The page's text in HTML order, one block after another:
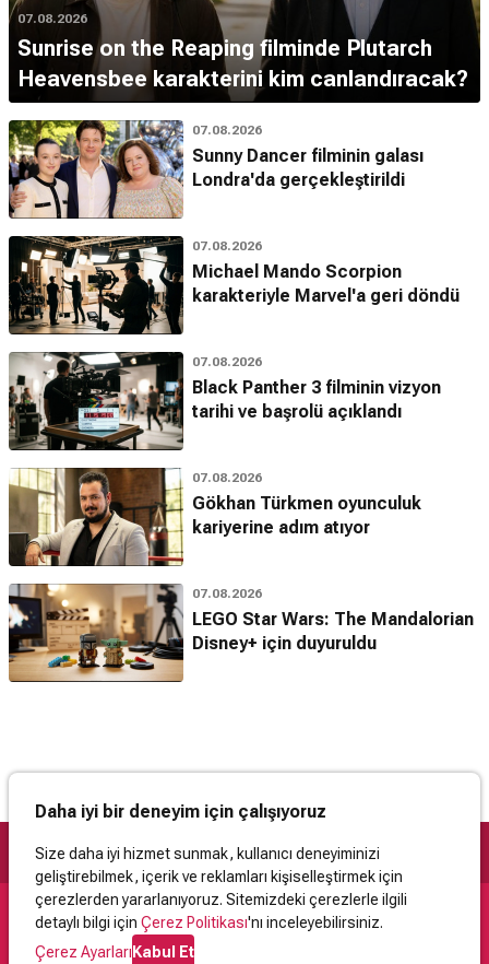
07.08.2026
Sunrise on the Reaping filminde Plutarch
Heavensbee karakterini kim canlandıracak?
07.08.2026
Sunny Dancer filminin galası
Londra'da gerçekleştirildi
07.08.2026
Michael Mando Scorpion
karakteriyle Marvel'a geri döndü
07.08.2026
Black Panther 3 filminin vizyon
tarihi ve başrolü açıklandı
07.08.2026
Gökhan Türkmen oyunculuk
kariyerine adım atıyor
07.08.2026
LEGO Star Wars: The Mandalorian
Disney+ için duyuruldu
Daha iyi bir deneyim için çalışıyoruz
Size daha iyi hizmet sunmak, kullanıcı deneyiminizi
geliştirebilmek, içerik ve reklamları kişiselleştirmek için
çerezlerden yararlanıyoruz. Sitemizdeki çerezlerle ilgili
detaylı bilgi için Çerez Politikası'nı inceleyebilirsiniz.
Çerez AyarlarıKabul Et
Destek
İletişimYardımKullanıcı Sözleşmesi